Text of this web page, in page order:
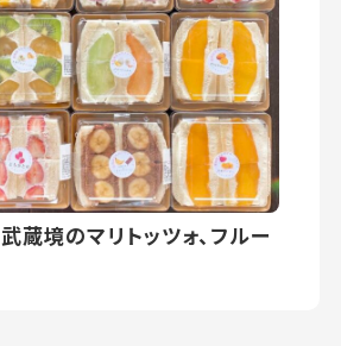
蔵境のマリトッツォ、フルー